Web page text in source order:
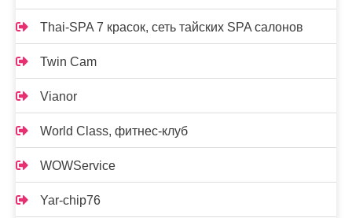
Thai-SPA 7 красок, сеть тайских SPA салонов
Twin Cam
Vianor
World Class, фитнес-клуб
WOWService
Yar-chip76